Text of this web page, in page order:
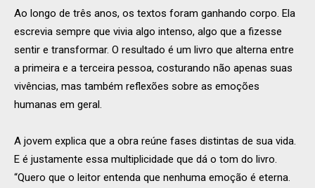
Ao longo de três anos, os textos foram ganhando corpo. Ela
escrevia sempre que vivia algo intenso, algo que a fizesse
sentir e transformar. O resultado é um livro que alterna entre
a primeira e a terceira pessoa, costurando não apenas suas
vivências, mas também reflexões sobre as emoções
humanas em geral.
A jovem explica que a obra reúne fases distintas de sua vida.
E é justamente essa multiplicidade que dá o tom do livro.
“Quero que o leitor entenda que nenhuma emoção é eterna.